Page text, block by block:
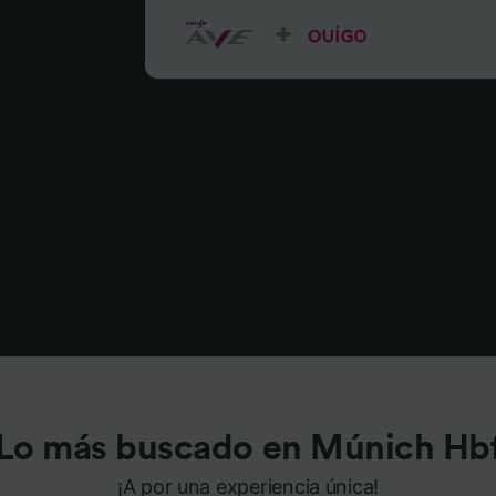
Lo más buscado en Múnich
¡A por una experiencia única!